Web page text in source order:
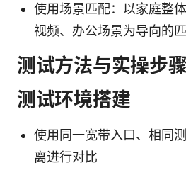
使用场景匹配：以家庭整
视频、办公场景为导向的
测试方法与实操步骤
测试环境搭建
使用同一宽带入口、相同
离进行对比